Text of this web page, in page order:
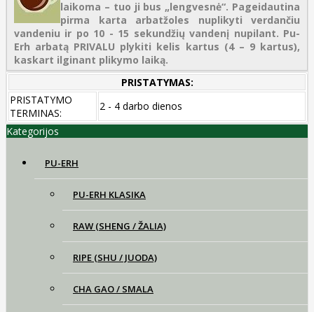
laikoma – tuo ji bus „lengvesnė“. Pageidautina
pirma karta arbatžoles nuplikyti verdančiu
vandeniu ir po 10 - 15 sekundžių vandenį nupilant. Pu-
Erh arbatą PRIVALU plykiti kelis kartus (4 – 9 kartus),
kaskart ilginant plikymo laiką.
PRISTATYMAS:
PRISTATYMO
TERMINAS:
2 - 4 darbo dienos
Kategorijos
PU-ERH
PU-ERH KLASIKA
RAW (SHENG / ŽALIA)
RIPE (SHU / JUODA)
CHA GAO / SMALA